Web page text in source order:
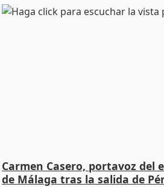
Carmen Casero, portavoz del
de Málaga tras la salida de